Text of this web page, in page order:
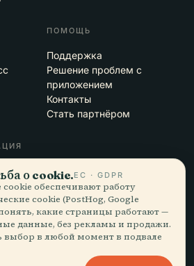
ПОМОЩЬ
Поддержка
Решение проблем с
приложением
Контакты
Стать партнёром
о cookie.ЕС · GDPR
обеспечивают работу
cookie (PostHog, Google
какие страницы работают —
данные, без рекламы и продажи.
в любой момент в подвале